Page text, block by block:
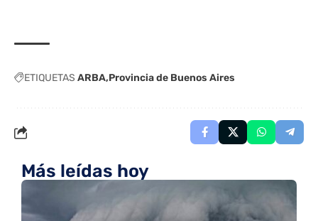
ETIQUETAS ARBA Provincia de Buenos Aires
Más leídas hoy